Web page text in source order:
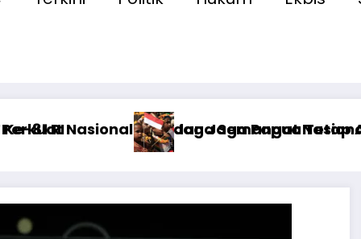
Papua Tetap Aman Menjelang HUT Ke-81
Nasionalisme dan KondusivitasSituasi